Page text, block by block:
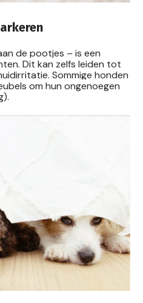
de pootjes – is een
Dit kan zelfs leiden tot
Sommige honden
om hun ongenoegen